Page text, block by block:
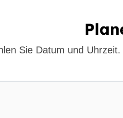
Sie Datum und